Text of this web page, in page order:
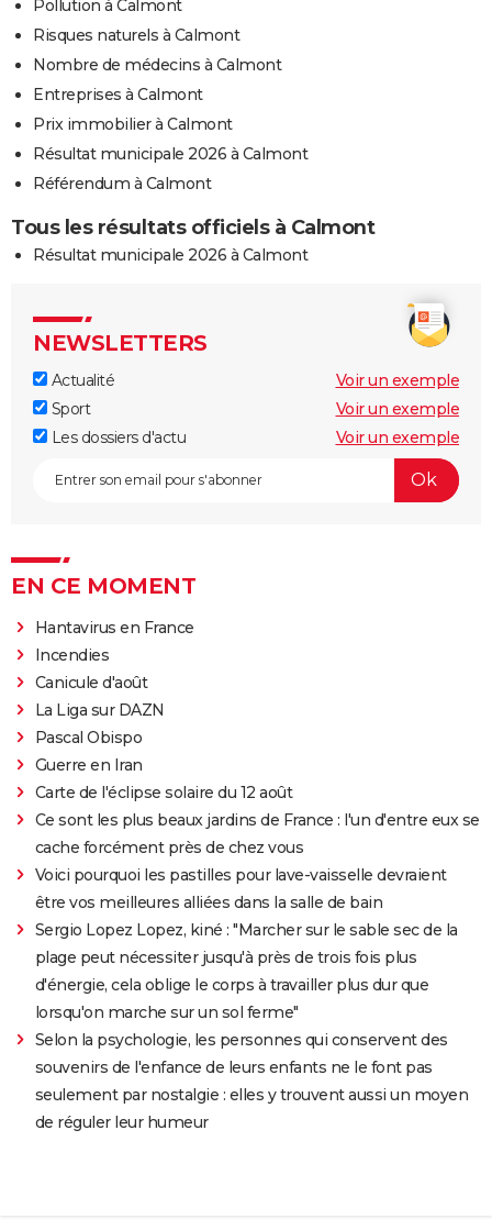
Pollution à Calmont
Risques naturels à Calmont
Nombre de médecins à Calmont
Entreprises à Calmont
Prix immobilier à Calmont
Résultat municipale 2026 à Calmont
Référendum à Calmont
Tous les résultats officiels à Calmont
Résultat municipale 2026 à Calmont
NEWSLETTERS
Actualité
Voir un exemple
Sport
Voir un exemple
Les dossiers d'actu
Voir un exemple
EN CE MOMENT
Hantavirus en France
Incendies
Canicule d'août
La Liga sur DAZN
Pascal Obispo
Guerre en Iran
Carte de l'éclipse solaire du 12 août
Ce sont les plus beaux jardins de France : l'un d'entre eux se
cache forcément près de chez vous
Voici pourquoi les pastilles pour lave-vaisselle devraient
être vos meilleures alliées dans la salle de bain
Sergio Lopez Lopez, kiné : "Marcher sur le sable sec de la
plage peut nécessiter jusqu'à près de trois fois plus
d'énergie, cela oblige le corps à travailler plus dur que
lorsqu'on marche sur un sol ferme"
Selon la psychologie, les personnes qui conservent des
souvenirs de l'enfance de leurs enfants ne le font pas
seulement par nostalgie : elles y trouvent aussi un moyen
de réguler leur humeur